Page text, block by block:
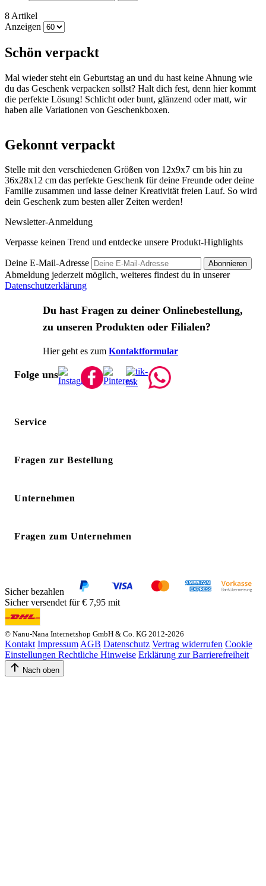
8 Artikel
Anzeigen
Schön verpackt
Mal wieder steht ein Geburtstag an und du hast keine Ahnung wie
du das Geschenk verpacken sollst? Halt dich fest, denn hier kommt
die perfekte Lösung! Schlicht oder bunt, glänzend oder matt, wir
haben alle Variationen von Geschenkboxen.
Gekonnt verpackt
Stelle mit den verschiedenen Größen von 12x9x7 cm bis hin zu
36x28x12 cm das perfekte Geschenk für deine Freunde oder deine
Familie zusammen und lasse deiner Kreativität freien Lauf. So wird
dein Geschenk zum besten aller Zeiten werden!
Newsletter-Anmeldung
Verpasse keinen Trend und entdecke unsere Produkt-Highlights
Deine E-Mail-Adresse Abonnieren
Abmeldung jederzeit möglich, weiteres findest du in unserer
Datenschutzerklärung
Du hast Fragen zu deiner Onlinebestellung,
zu unseren Produkten oder Filialen?
Hier geht es zum Kontaktformular
Folge uns
Service
Fragen zur Bestellung
Unternehmen
Fragen zum Unternehmen
Sicher bezahlen
Sicher versendet für € 7,95 mit
© Nanu-Nana Internetshop GmbH & Co. KG 2012-2026
Kontakt ImpressumAGB Datenschutz Vertrag widerrufen Cookie
Einstellungen Rechtliche Hinweise Erklärung zur Barrierefreiheit
Nach oben